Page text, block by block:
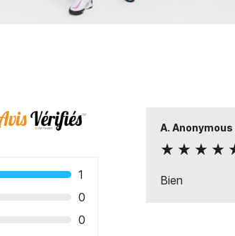
1
0
0
A. Anonymous
Bien